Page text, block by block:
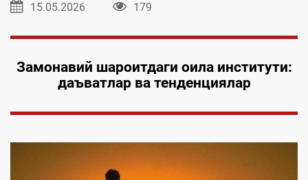
15.05.2026 179
Замонавий шароитдаги оила институти:
даъватлар ва тенденциялар